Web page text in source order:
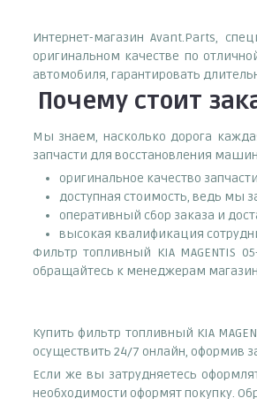
Интернет-магазин Avant.Parts,
оригинальном качестве по
автомобиля, гарантировать
Почему стоит
Мы знаем, насколько дорога
запчасти для восстановления
оригинальное качество
доступная стоимость, ведь мы
оперативный сбор заказа и
высокая квалификация
Фильтр топливный KIA MAGENTIS
обращайтесь к менеджерам
Купить фильтр топливный KIA
осуществить 24/7 онлайн, оформив
Если же вы затрудняетесь
необходимости оформят покупку.